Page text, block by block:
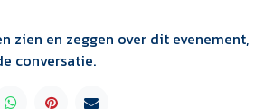
zien en zeggen over dit evenement,
conversatie.